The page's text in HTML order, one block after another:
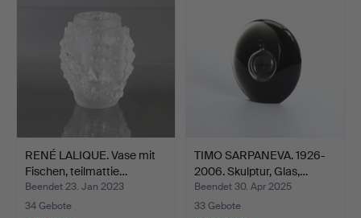
RENÉ LALIQUE. Vase mit
Fischen, teilmattie…
Beendet 23. Jan 2023
34 Gebote
TIMO SARPANEVA. 1926-
2006. Skulptur, Glas,…
Beendet 30. Apr 2025
33 Gebote